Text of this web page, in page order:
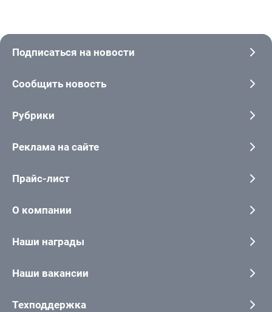
Подписаться на новости
Сообщить новость
Рубрики
Реклама на сайте
Прайс-лист
О компании
Наши награды
Наши вакансии
Техподдержка